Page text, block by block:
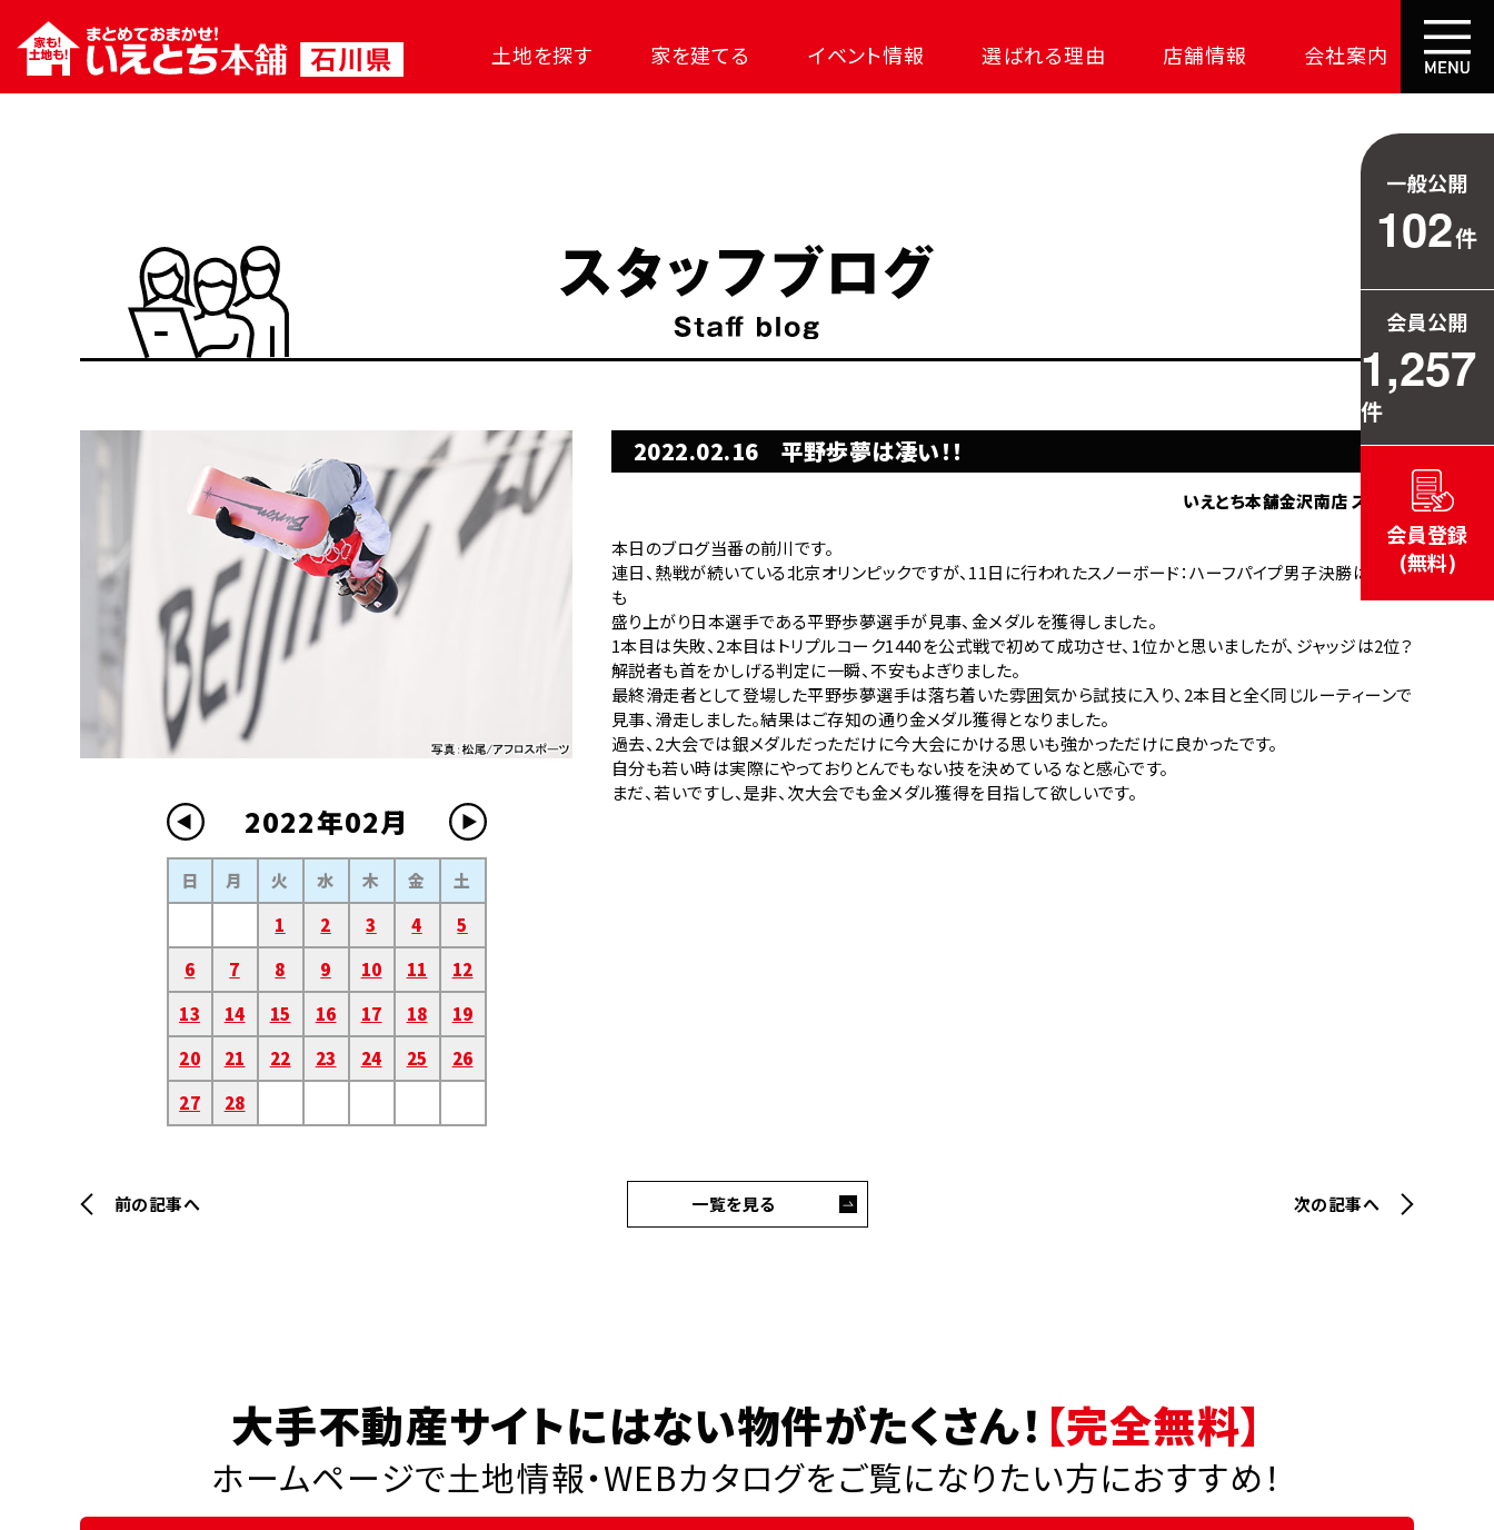
土地を探す 家を建てる イベント情報 選ばれる理由
大成功の土地探し
店舗情報 会社案内
2022年02月
日 月 火 水 木 金
土
1
2 3 4
5
6
7 8 9 10 11
12
13
14 15 16 17 18
19
20
21 22 23 24 25
26
27
28
2022.02.16 平野歩夢は凄い！！
いえとち本舗金沢南店 スタッフ
本日のブログ当番の前川です。
連日、熱戦が続いている北京オリンピックですが、11日に行われたスノーボード：ハーフパイプ男子決勝はとて
も
盛り上がり日本選手である平野歩夢選手が見事、金メダルを獲得しました。
1本目は失敗、2本目はトリプルコーク1440を公式戦で初めて成功させ、1位かと思いましたが、ジャッジは2位？
解説者も首をかしげる判定に一瞬、不安もよぎりました。
最終滑走者として登場した平野歩夢選手は落ち着いた雰囲気から試技に入り、2本目と全く同じルーティーンで
見事、滑走しました。結果はご存知の通り金メダル獲得となりました。
過去、2大会では銀メダルだっただけに今大会にかける思いも強かっただけに良かったです。
自分も若い時は実際にやっておりとんでもない技を決めているなと感心です。
まだ、若いですし、是非、次大会でも金メダル獲得を目指して欲しいです。
前の記事へ 一覧を見る 次の記事へ
大手不動産サイトにはない物件がたくさん！ 【完全無料】
ホームページで土地情報・WEBカタログをご覧になりたい方におすすめ！
一般公開
102件
会員公開
1,257
件
会員登録
(無料)